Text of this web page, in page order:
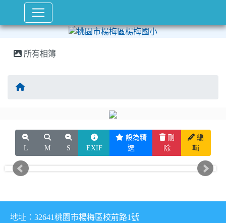
所有相簿
回首頁
L M S EXIF
設為精
選
刪
除
編
輯
地址：32641桃園市楊梅區校前路1號